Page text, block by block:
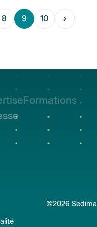
8 9 10
Formations
©2026 Sedima